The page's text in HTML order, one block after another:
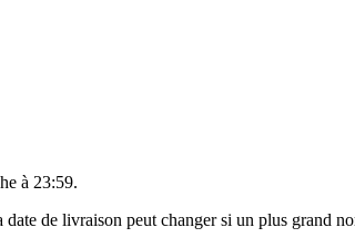
à 23:59.
de livraison peut changer si un plus grand